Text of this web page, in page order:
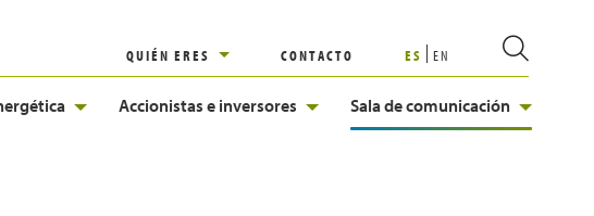
QUIÉN ERES CONTACTO ES EN
Accionistas e inversores Sala de comunicación